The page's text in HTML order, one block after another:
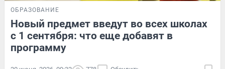
ОБРАЗОВАНИЕ
Новый предмет введут во всех школах
с 1 сентября: что еще добавят в
программу